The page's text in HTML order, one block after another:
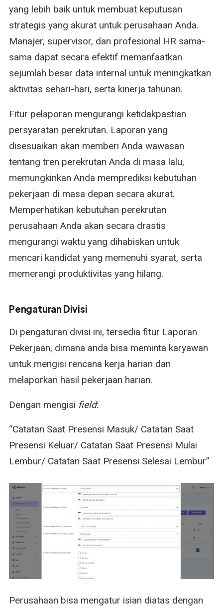
yang lebih baik untuk membuat keputusan
strategis yang akurat untuk perusahaan Anda.
Manajer, supervisor, dan profesional HR sama-
sama dapat secara efektif memanfaatkan
sejumlah besar data internal untuk meningkatkan
aktivitas sehari-hari, serta kinerja tahunan.
Fitur pelaporan mengurangi ketidakpastian
persyaratan perekrutan. Laporan yang
disesuaikan akan memberi Anda wawasan
tentang tren perekrutan Anda di masa lalu,
memungkinkan Anda memprediksi kebutuhan
pekerjaan di masa depan secara akurat.
Memperhatikan kebutuhan perekrutan
perusahaan Anda akan secara drastis
mengurangi waktu yang dihabiskan untuk
mencari kandidat yang memenuhi syarat, serta
memerangi produktivitas yang hilang.
Pengaturan Divisi
Di pengaturan divisi ini, tersedia fitur Laporan
Pekerjaan, dimana anda bisa meminta karyawan
untuk mengisi rencana kerja harian dan
melaporkan hasil pekerjaan harian.
Dengan mengisi field:
“Catatan Saat Presensi Masuk/ Catatan Saat
Presensi Keluar/ Catatan Saat Presensi Mulai
Lembur/ Catatan Saat Presensi Selesai Lembur”
Perusahaan bisa mengatur isian diatas dengan